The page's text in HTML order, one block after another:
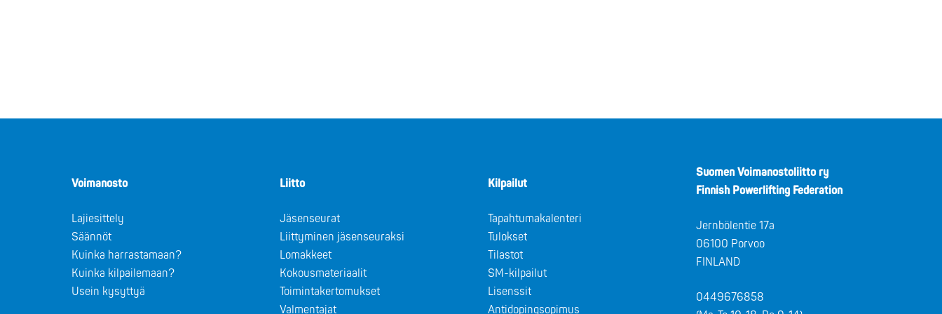
Voimanosto
Lajiesittely
Säännöt
Kuinka harrastamaan?
Kuinka kilpailemaan?
Usein kysyttyä
Liitto
Jäsenseurat
Liittyminen jäsenseuraksi
Lomakkeet
Kokousmateriaalit
Toimintakertomukset
Valmentajat
Kilpailut
Tapahtumakalenteri
Tulokset
Tilastot
SM-kilpailut
Lisenssit
Antidopingsopimus
Suomen Voimanostoliitto ry
Finnish Powerlifting Federation
Jernbölentie 17a
06100 Porvoo
FINLAND
0449676858